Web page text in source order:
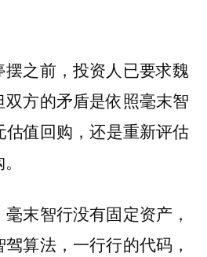
之前，投资人已要求魏
方的矛盾是依照毫末智
估值回购，还是重新评估
末智行没有固定资产，
算法，一行行的代码，